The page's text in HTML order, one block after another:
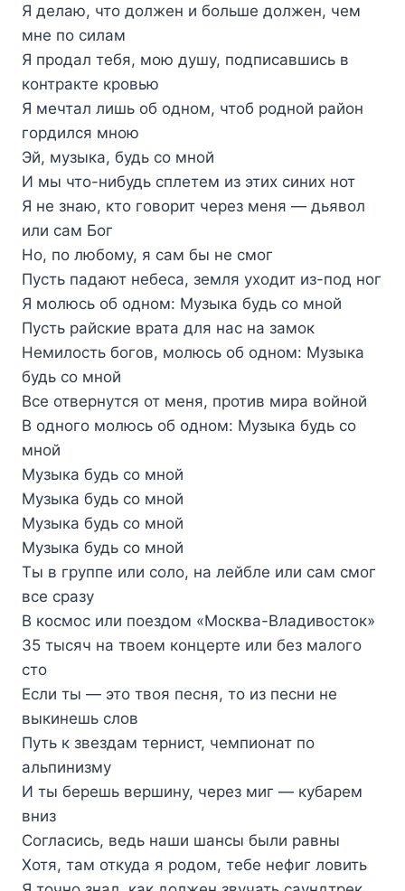
Я делаю, что должен и больше должен, чем
мне по силам
Я продал тебя, мою душу, подписавшись в
контракте кровью
Я мечтал лишь об одном, чтоб родной район
гордился мною
Эй, музыка, будь со мной
И мы что-нибудь сплетем из этих синих нот
Я не знаю, кто говорит через меня — дьявол
или сам Бог
Но, по любому, я сам бы не смог
Пусть падают небеса, земля уходит из-под ног
Я молюсь об одном: Музыка будь со мной
Пусть райские врата для нас на замок
Немилость богов, молюсь об одном: Музыка
будь со мной
Все отвернутся от меня, против мира войной
В одного молюсь об одном: Музыка будь со
мной
Музыка будь со мной
Музыка будь со мной
Музыка будь со мной
Музыка будь со мной
Ты в группе или соло, на лейбле или сам смог
все сразу
В космос или поездом «Москва-Владивосток»
35 тысяч на твоем концерте или без малого
сто
Если ты — это твоя песня, то из песни не
выкинешь слов
Путь к звездам тернист, чемпионат по
альпинизму
И ты берешь вершину, через миг — кубарем
вниз
Согласись, ведь наши шансы были равны
Хотя, там откуда я родом, тебе нефиг ловить